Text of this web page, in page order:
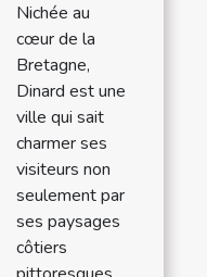
Nichée au
cœur de la
Bretagne,
Dinard est une
ville qui sait
charmer ses
visiteurs non
seulement par
ses paysages
côtiers